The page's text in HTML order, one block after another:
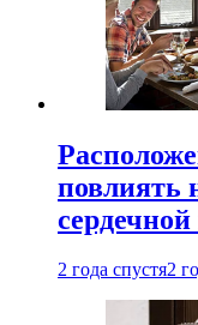
повлиять
2 года спустя2